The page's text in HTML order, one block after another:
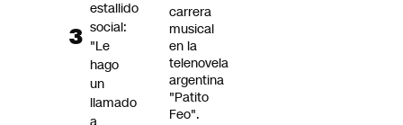
carrera
musical
en la
telenovela
argentina
"Patito
Feo".
estallido
social:
"Le
hago
un
llamado
a